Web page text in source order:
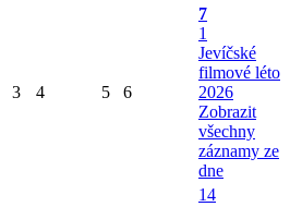
3 4 5 6
7
1
Jevíčské
filmové léto
2026
Zobrazit
všechny
záznamy ze
dne
14